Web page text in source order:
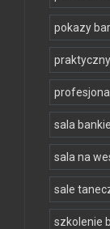
pokazy
sala
sala na
sale
szkolenie